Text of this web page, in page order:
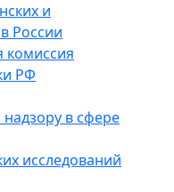
и
России
комиссия
РФ
в сфере
исследований